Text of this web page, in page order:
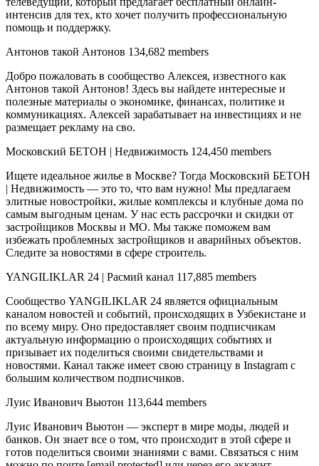
интенсив для тех, кто хочет получить профессиональную
помощь и поддержку.
Антонов такой Антонов 134,682 members
Добро пожаловать в сообщество Алексея, известного как
Антонов такой Антонов! Здесь вы найдете интересные и
полезные материалы о экономике, финансах, политике и
коммуникациях. Алексей зарабатывает на инвестициях и не
размещает рекламу на сво.
Московский БЕТОН | Недвижимость 124,450 members
Ищете идеальное жилье в Москве? Тогда Московский БЕТОН
| Недвижимость — это то, что вам нужно! Мы предлагаем
элитные новостройки, жилые комплексы и клубные дома по
самым выгодным ценам. У нас есть рассрочки и скидки от
застройщиков Москвы и МО. Мы также поможем вам
избежать проблемных застройщиков и аварийных объектов.
Следите за новостями в сфере строитель.
YANGILIKLAR 24 | Расмий канал 117,885 members
Сообщество YANGILIKLAR 24 является официальным
каналом новостей и событий, происходящих в Узбекистане и
по всему миру. Оно предоставляет своим подписчикам
актуальную информацию о происходящих событиях и
призывает их поделиться своими свидетельствами и
новостями. Канал также имеет свою страницу в Instagram с
большим количеством подписчиков.
Луис Иванович Вьютон 113,644 members
Луис Иванович Вьютон — эксперт в мире моды, людей и
банков. Он знает все о том, что происходит в этой сфере и
готов поделиться своими знаниями с вами. Связаться с ним